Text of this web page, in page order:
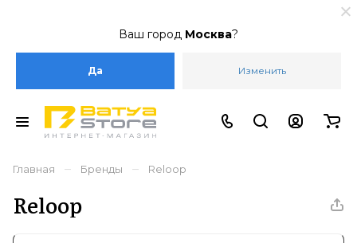
Ваш город Москва?
Да Изменить
Главная – Бренды – Reloop
Reloop